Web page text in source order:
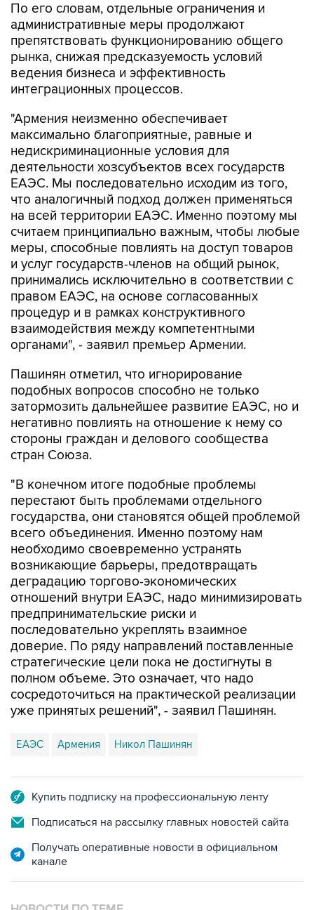
По его словам, отдельные ограничения и
административные меры продолжают
препятствовать функционированию общего
рынка, снижая предсказуемость условий
ведения бизнеса и эффективность
интеграционных процессов.
"Армения неизменно обеспечивает
максимально благоприятные, равные и
недискриминационные условия для
деятельности хозсубъектов всех государств
ЕАЭС. Мы последовательно исходим из того,
что аналогичный подход должен применяться
на всей территории ЕАЭС. Именно поэтому мы
считаем принципиально важным, чтобы любые
меры, способные повлиять на доступ товаров
и услуг государств-членов на общий рынок,
принимались исключительно в соответствии с
правом ЕАЭС, на основе согласованных
процедур и в рамках конструктивного
взаимодействия между компетентными
органами", - заявил премьер Армении.
Пашинян отметил, что игнорирование
подобных вопросов способно не только
затормозить дальнейшее развитие ЕАЭС, но и
негативно повлиять на отношение к нему со
стороны граждан и делового сообщества
стран Союза.
"В конечном итоге подобные проблемы
перестают быть проблемами отдельного
государства, они становятся общей проблемой
всего объединения. Именно поэтому нам
необходимо своевременно устранять
возникающие барьеры, предотвращать
деградацию торгово-экономических
отношений внутри ЕАЭС, надо минимизировать
предпринимательские риски и
последовательно укреплять взаимное
доверие. По ряду направлений поставленные
стратегические цели пока не достигнуты в
полном объеме. Это означает, что надо
сосредоточиться на практической реализации
уже принятых решений", - заявил Пашинян.
ЕАЭС Армения Никол Пашинян
Купить подписку на профессиональную ленту
Подписаться на рассылку главных новостей сайта
Получать оперативные новости в официальном
канале